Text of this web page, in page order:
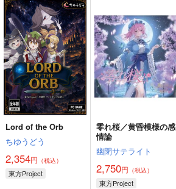
Lord of the Orb
ちゆうどう
2,354円 （税込）
東方Project
零れ桜／黄昏模様の感
情論
幽閉サテライト
2,750円 （税込）
東方Project